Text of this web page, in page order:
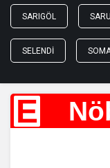
SARIGÖL
SELENDI
E